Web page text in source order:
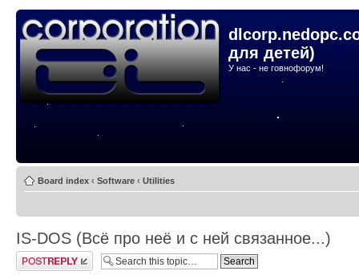
для детей)
У нас - не говнофорум!
Board index ‹ Software ‹ Utilities
IS-DOS (Всё про неё и с ней связанное...)
Post a reply